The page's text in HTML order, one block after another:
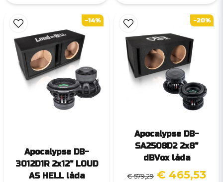
Apocalypse DB-
3012D1R 2x12" LOUD
AS HELL låda
-14%
Apocalypse DB-
SA2508D2 2x8"
dBVox låda
€ 579,29 € 465,53
-20%